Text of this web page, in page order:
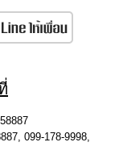
099-178-9998,